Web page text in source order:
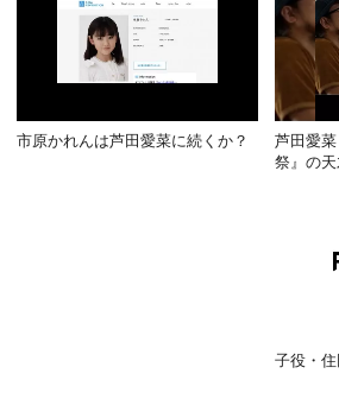
市原かれんは芦田愛菜に続くか？
芦田愛
祭』の
子役・